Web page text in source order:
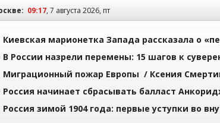
09:17, 7 августа 2026, пт
Киевская марионетка Запада рассказала о
В России назрели перемены: 15 шагов к
Миграционный пожар Европы / Ксения
Россия начинает сбрасывать балласт
Россия зимой 1904 года: первые уступки во